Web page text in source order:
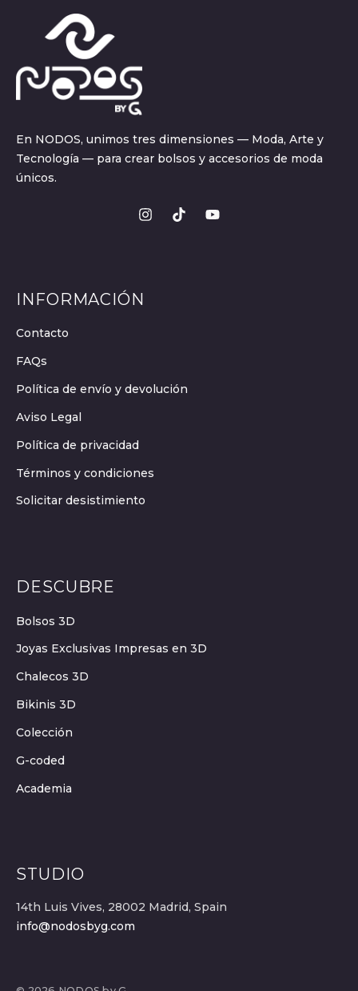
En NODOS, unimos tres dimensiones — Moda, Arte y
Tecnología — para crear bolsos y accesorios de moda
únicos.
INFORMACIÓN
Contacto
FAQs
Política de envío y devolución
Aviso Legal
Política de privacidad
Términos y condiciones
Solicitar desistimiento
DESCUBRE
Bolsos 3D
Joyas Exclusivas Impresas en 3D
Chalecos 3D
Bikinis 3D
Colección
G-coded
Academia
STUDIO
14th Luis Vives, 28002 Madrid, Spain
info@nodosbyg.com